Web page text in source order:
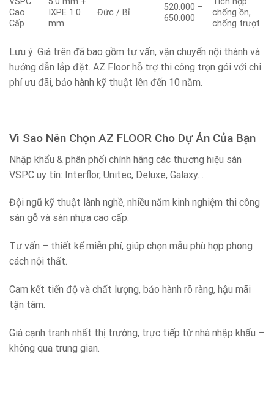
Cao
Cấp
IXPE 1.0
mm
Đức / Bỉ
520.000 –
650.000
chống ồn,
chống trượt
Lưu ý: Giá trên đã bao gồm tư vấn, vận chuyển nội thành và
hướng dẫn lắp đặt. AZ Floor hỗ trợ thi công trọn gói với chi
phí ưu đãi, bảo hành kỹ thuật lên đến 10 năm.
Vì Sao Nên Chọn AZ FLOOR Cho Dự Án Của Bạn
Nhập khẩu & phân phối chính hãng các thương hiệu sàn
VSPC uy tín: Interflor, Unitec, Deluxe, Galaxy…
Đội ngũ kỹ thuật lành nghề, nhiều năm kinh nghiệm thi công
sàn gỗ và sàn nhựa cao cấp.
Tư vấn – thiết kế miễn phí, giúp chọn mẫu phù hợp phong
cách nội thất.
Cam kết tiến độ và chất lượng, bảo hành rõ ràng, hậu mãi
tận tâm.
Giá cạnh tranh nhất thị trường, trực tiếp từ nhà nhập khẩu –
không qua trung gian.